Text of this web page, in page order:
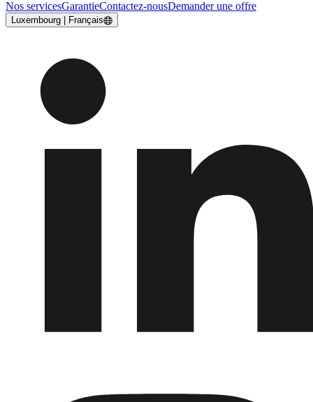
Nos servicesGarantieContactez-nousDemander une offre
Luxembourg | Français